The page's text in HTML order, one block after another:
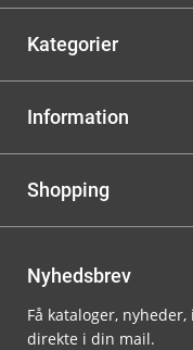
Kategorier
Information
Shopping
Nyhedsbrev
Få kataloger,
direkte i din mail.